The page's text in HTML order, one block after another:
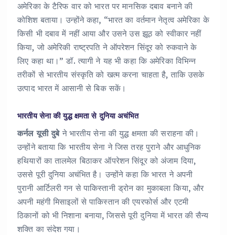
अमेरिका के टैरिफ वार को भारत पर मानसिक दबाव बनाने की
कोशिश बताया। उन्होंने कहा, “भारत का वर्तमान नेतृत्व अमेरिका के
किसी भी दबाव में नहीं आया और उसने उस झूठ को स्वीकार नहीं
किया, जो अमेरिकी राष्ट्रपति ने ऑपरेशन सिंदूर को रुकवाने के
लिए कहा था।” डॉ. त्यागी ने यह भी कहा कि अमेरिका विभिन्न
तरीकों से भारतीय संस्कृति को खत्म करना चाहता है, ताकि उसके
उत्पाद भारत में आसानी से बिक सकें।
भारतीय सेना की युद्ध क्षमता से दुनिया अचंभित
कर्नल यूसी दुबेने भारतीय सेना की युद्ध क्षमता की सराहना की।
उन्होंने बताया कि भारतीय सेना ने जिस तरह पुराने और आधुनिक
हथियारों का तालमेल बिठाकर ऑपरेशन सिंदूर को अंजाम दिया,
उससे पूरी दुनिया अचंभित है। उन्होंने कहा कि भारत ने अपनी
पुरानी आर्टिलरी गन से पाकिस्तानी ड्रोन का मुकाबला किया, और
अपनी महंगी मिसाइलों से पाकिस्तान की एयरफोर्स और एटमी
ठिकानों को भी निशाना बनाया, जिससे पूरी दुनिया में भारत की सैन्य
शक्ति का संदेश गया।